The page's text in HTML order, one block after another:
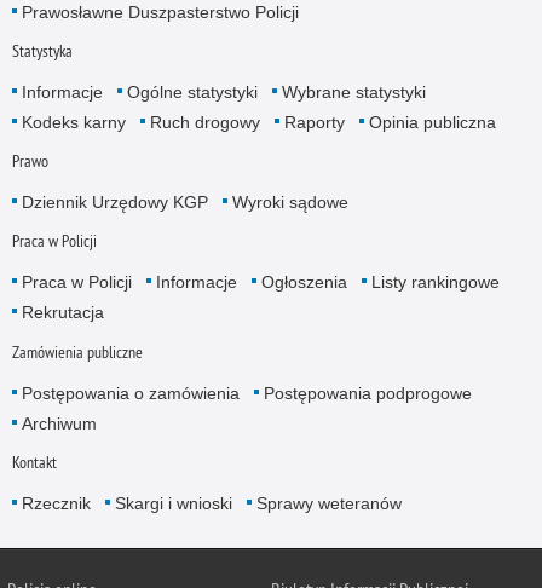
Prawosławne Duszpasterstwo Policji
Statystyka
Informacje Ogólne statystyki
Wybrane statystyki
Kodeks karny
Ruch drogowy Raporty Opinia publiczna
Prawo
Dziennik Urzędowy KGP Wyroki sądowe
Praca w Policji
Praca w Policji Informacje Ogłoszenia
Listy rankingowe
Rekrutacja
Zamówienia publiczne
Postępowania o zamówienia
Postępowania podprogowe
Archiwum
Kontakt
Rzecznik Skargi i wnioski Sprawy weteranów